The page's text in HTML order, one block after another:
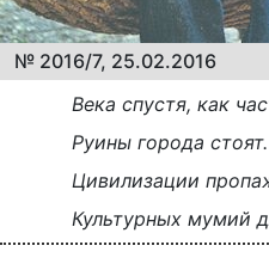
№ 2016/7, 25.02.2016
Века спустя, как
Руины города стоят.
Цивилизации
Культурных мумий